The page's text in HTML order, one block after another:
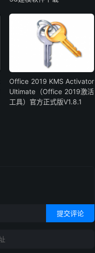
Office 2019 KMS Activator
Ultimate（Office 2019激活
工具）官方正式版V1.8.1
提交评论